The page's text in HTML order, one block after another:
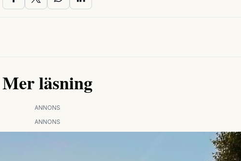
Mer läsning
ANNONS
ANNONS